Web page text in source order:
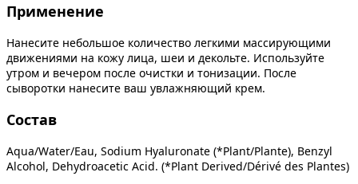
Применение
Нанесите небольшое количество легкими массирующими
движениями на кожу лица, шеи и декольте. Используйте
утром и вечером после очистки и тонизации. После
сыворотки нанесите ваш увлажняющий крем.
Состав
Aqua/Water/Eau, Sodium Hyaluronate (*Plant/Plante), Benzyl
Alcohol, Dehydroacetic Acid. (*Plant Derived/Dérivé des Plantes)